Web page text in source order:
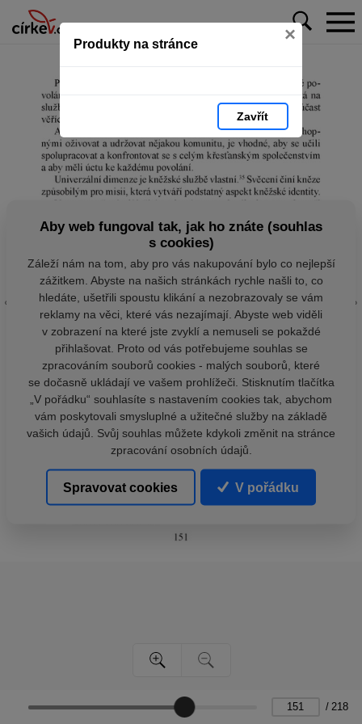
Produkty na stránce ×
Zavřít
/ 218
Aby web fungoval tak, jak ho znáte (souhlas
s cookies)
Záleží nám na tom, aby pro vás nakupování bylo co nejlepší
zážitkem. Abyste na našich stránkách rychle našli to, co
hledáte, ušetřili spoustu klikání a nezobrazovaly se vám
reklamy na věci, které vás nezajímají. Abyste web viděli
v zobrazení na které jste zvyklí a nemuseli se pokaždé
přihlašovat. Proto od vás potřebujeme souhlas se
zpracováním souborů cookies - malých souborů, které
se dočasně ukládají ve vašem prohlížeči. Stisknutím tlačítka
„V pořádku“ souhlasíte s nastavením cookies tak, abychom
vám poskytovali smysluplné a užitečné služby na základě
vašich údajů. Svůj souhlas můžete kdykoli změnit na stránce
zpracování osobních údajů.
Spravovat cookies V pořádku